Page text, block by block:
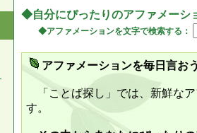
◆自分にぴったりのアファメーシ
◆アファメーションを文字で検索する：
アファメーションを毎日言お
「ことば探し」では、新鮮な
す。